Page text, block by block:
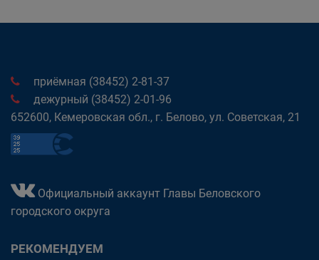
приёмная (38452) 2-81-37
дежурный (38452) 2-01-96
652600, Кемеровская обл., г. Белово, ул. Советская, 21
Официальный аккаунт Главы Беловского
городского округа
РЕКОМЕНДУЕМ